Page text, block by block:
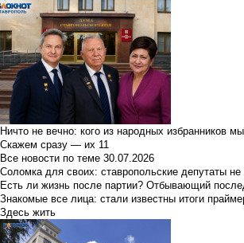
Ничто не вечно: кого из народных избранников
Скажем сразу — их 11
Все новости по теме 30.07.2026
Соломка для своих: ставропольские депутаты
Есть ли жизнь после партии? Отбывающий
Знакомые все лица: стали известны итоги
Здесь жить